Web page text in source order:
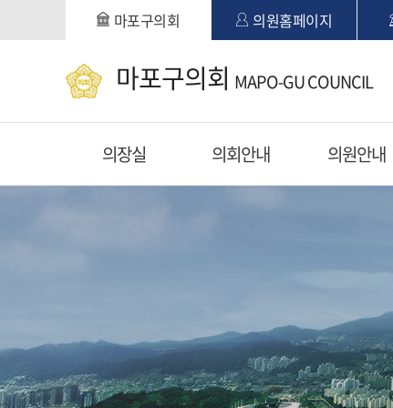
본문바로가기마포구의회 의원홈페이지
마포구의회 MAPO-GU COUNCIL
의장실 의회안내 의원안내